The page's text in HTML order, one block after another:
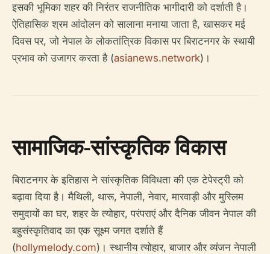
इसकी भूमिका शहर की निरंतर राजनीतिक भागीदारी को दर्शाती है।
ऐतिहासिक श्रम आंदोलन को सालाना मनाया जाता है, खासकर मई
दिवस पर, जो नेपाल के लोकतांत्रिक विकास पर बिराटनगर के स्थायी
प्रभाव को उजागर करता है (asianews.network)।
सामाजिक-सांस्कृतिक विकास
बिराटनगर के इतिहास ने सांस्कृतिक विविधता की एक टेपेस्ट्री को
बढ़ावा दिया है। मैथिली, थारू, नेपाली, नेवार, मारवाड़ी और मुस्लिम
समुदायों का घर, शहर के त्योहार, परंपराएं और दैनिक जीवन नेपाल की
बहुसंस्कृतिवाद का एक सूक्ष्म जगत दर्शाते हैं
(hollymelody.com)। स्थानीय त्योहार, बाजार और व्यंजन नेपाली